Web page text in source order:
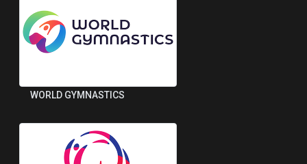
WORLD GYMNASTICS